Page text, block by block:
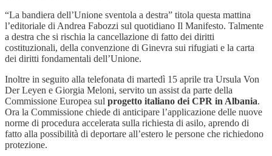
“La bandiera dell’Unione sventola a destra” titola questa mattina
l’editoriale di Andrea Fabozzi sul quotidiano Il Manifesto. Talmente
a destra che si rischia la cancellazione di fatto dei diritti
costituzionali, della convenzione di Ginevra sui rifugiati e la carta
dei diritti fondamentali dell’Unione.
Inoltre in seguito alla telefonata di martedì 15 aprile tra Ursula Von
Der Leyen e Giorgia Meloni, servito un assist da parte della
Commissione Europea sul progetto italiano dei CPR in Albania.
Ora la Commissione chiede di anticipare l’applicazione delle nuove
norme di procedura accelerata sulla richiesta di asilo, aprendo di
fatto alla possibilità di deportare all’estero le persone che richiedono
protezione.